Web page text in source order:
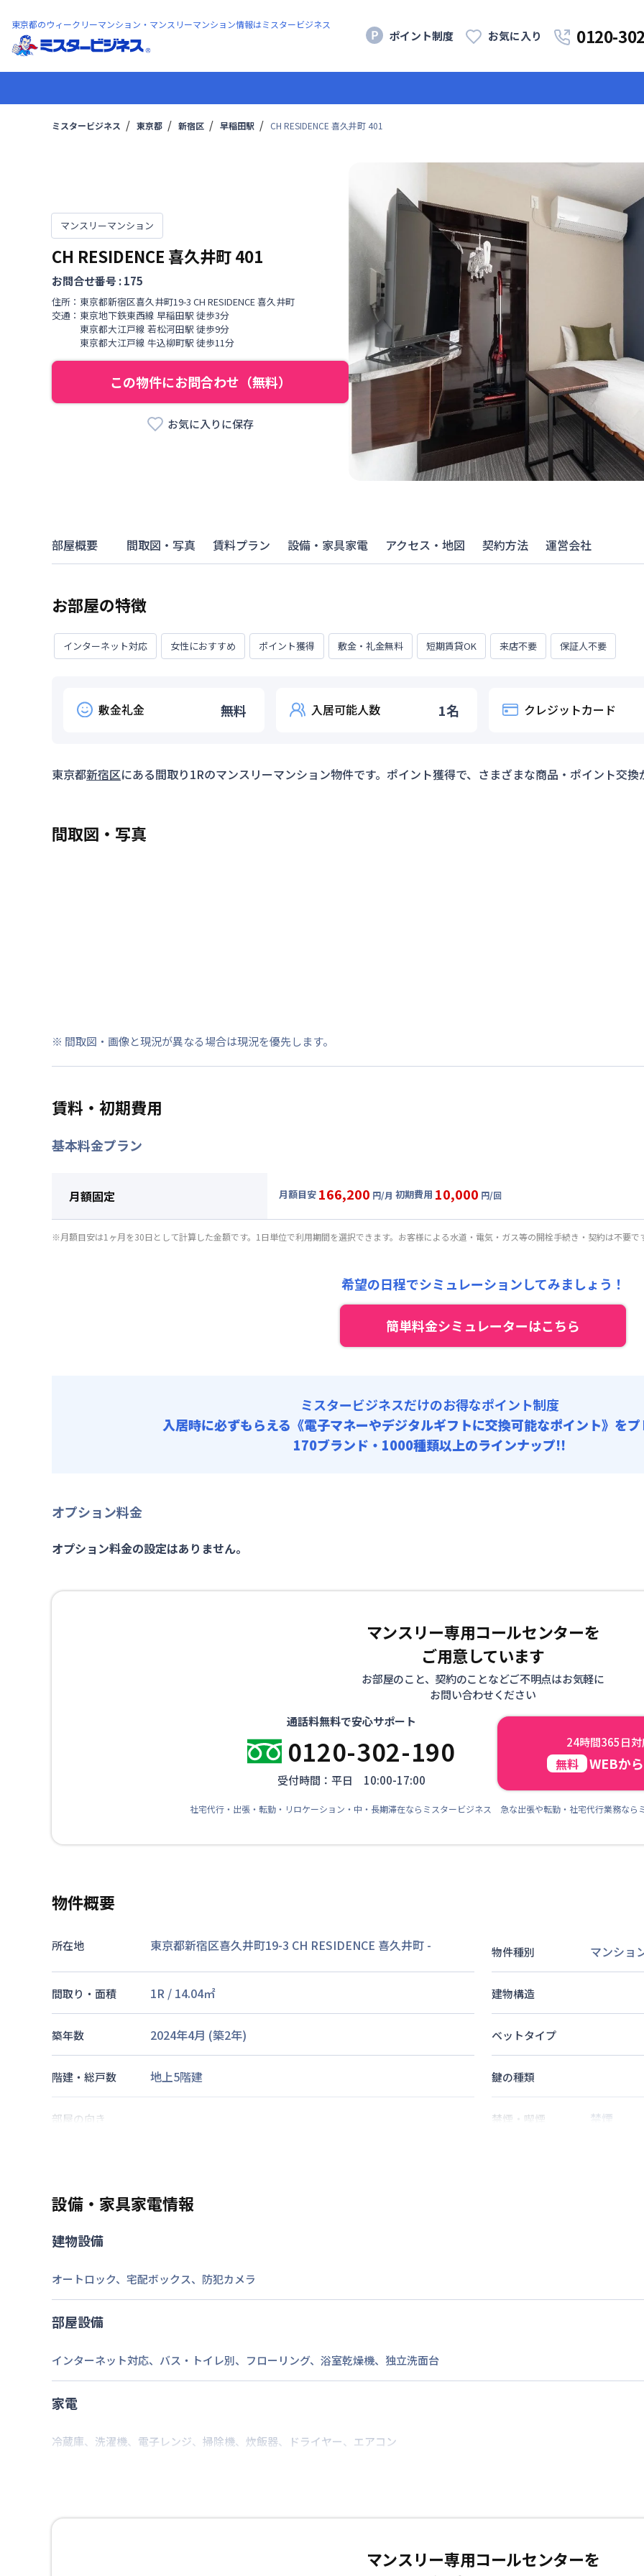
東京都のウィークリーマンション・マンスリーマンション情報はミスタービジネス
ポイント制度 お気に入り 0120-
ミスタービジネス 東京都 新宿区 早稲田駅 CH RESIDENCE 喜久井町 401
マンスリーマンション
CH RESIDENCE 喜久井町401
お問合せ番号 :175
住所： 東京都新宿区喜久井町19-3 CH RESIDENCE 喜久井町
交通： 東京地下鉄東西線 早稲田駅 徒歩3分
東京都大江戸線 若松河田駅 徒歩9分
東京都大江戸線 牛込柳町駅 徒歩11分
この物件にお問合わせ（無料）
お気に入りに保存
部屋概要 間取図・写真 賃料プラン 設備・家具家電 アクセス・地図 契約方法 運営会社
お部屋の特徴
インターネット対応 女性におすすめ ポイント獲得 敷金・礼金無料 短期賃貸OK 来店不要 保証人不要
敷金礼金 無料 入居可能人数 1名 クレジットカード
東京都新宿区にある間取り1Rのマンスリーマンション物件です。ポイント獲得で、さまざまな商品・ポイント交換
間取図・写真
※ 間取図・画像と現況が異なる場合は現況を優先します。
賃料・初期費用
基本料金プラン
月額固定 月額目安 166,200 円/月 初期費用 10,000 円/回
月額賃料目安(30日利用)
4,500円/回
21,000円/月 (700円/日)
※月額目安は1ヶ月を30日として計算した金額です。1日単位で利用期間を選択できます。お客様による水道・電気・ガス等の開栓手続き・契約は不要で
希望の日程でシミュレーションしてみましょう！
簡単料金シミュレーターはこちら
ミスタービジネスだけのお得なポイント制度
入居時に必ずもらえる 《電子マネーやデジタルギフトに交換可能なポイント》を
170ブランド・1000種類以上のラインナップ!!
オプション料金
オプション料金の設定はありません。
マンスリー専用コールセンターを
ご用意しています
お部屋のこと、契約のことなどご不明点はお気軽に
お問い合わせください
通話料無料で安心サポート
0120-302-190
受付時間：平日 10:00-17:00
24時間365日
無料 WEBか
社宅代行・出張・転勤・リロケーション・中・長期滞在ならミスタービジネス 急な出張や転勤・社宅代行業務なら
物件概要
所在地 東京都新宿区喜久井町19-3 CH RESIDENCE 喜久井町 - 物件種別 マンショ
間取り・面積 1R / 14.04㎡ 建物構造
築年数 2024年4月 (築2年) ベットタイプ
階建・総戸数 地上5階建 鍵の種類
部屋の向き 禁煙・喫煙 禁煙
駐車場
情報更新日 2026年7月25日
設備・家具家電情報
建物設備
オートロック、 宅配ボックス、 防犯カメラ
部屋設備
インターネット対応、 バス・トイレ別、 フローリング、 浴室乾燥機、 独立洗面台
家電
冷蔵庫、 洗濯機、 電子レンジ、 掃除機、 炊飯器、 ドライヤー、 エアコン
マンスリー専用コールセンターを